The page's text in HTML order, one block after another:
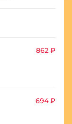
862 ₽
694 ₽